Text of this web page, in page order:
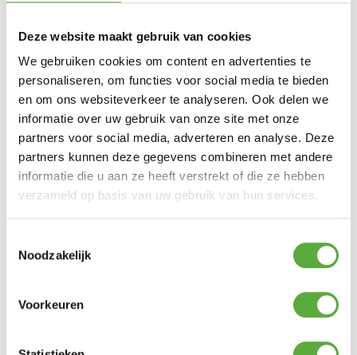
Deze website maakt gebruik van cookies
We gebruiken cookies om content en advertenties te
personaliseren, om functies voor social media te bieden
en om ons websiteverkeer te analyseren. Ook delen we
informatie over uw gebruik van onze site met onze
partners voor social media, adverteren en analyse. Deze
partners kunnen deze gegevens combineren met andere
informatie die u aan ze heeft verstrekt of die ze hebben
verzameld op basis van uw gebruik van hun services.
Noodzakelijk
Voorkeuren
Gratis verzending vanaf €250,-*